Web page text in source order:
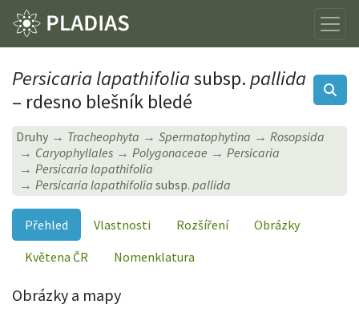
Persicaria lapathifoliasubsp.pallida
– rdesno blešník bledé
Druhy Tracheophyta Spermatophytina
Rosopsida
Caryophyllales
Polygonaceae
Persicaria
Persicaria lapathifolia
Persicaria lapathifoliasubsp. pallida
Přehled Vlastnosti Rozšíření
Obrázky
Květena ČR
Nomenklatura
Obrázky a mapy